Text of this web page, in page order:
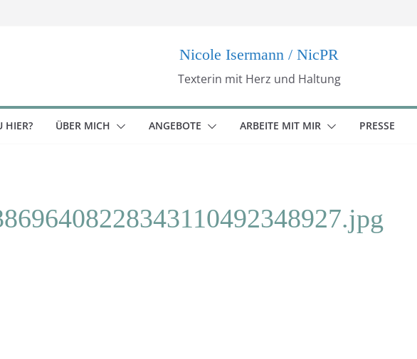
Nicole Isermann / NicPR
Texterin mit Herz und Haltung
HIER? ÜBER MICH ANGEBOTE ARBEITE MIT MIR PRESSE